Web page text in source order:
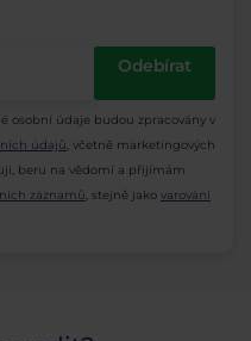
Odebírat
osobní údaje budou zpracovány v
údajů, včetně marketingových
beru na vědomí a přijímám
záznamů, stejně jako varování